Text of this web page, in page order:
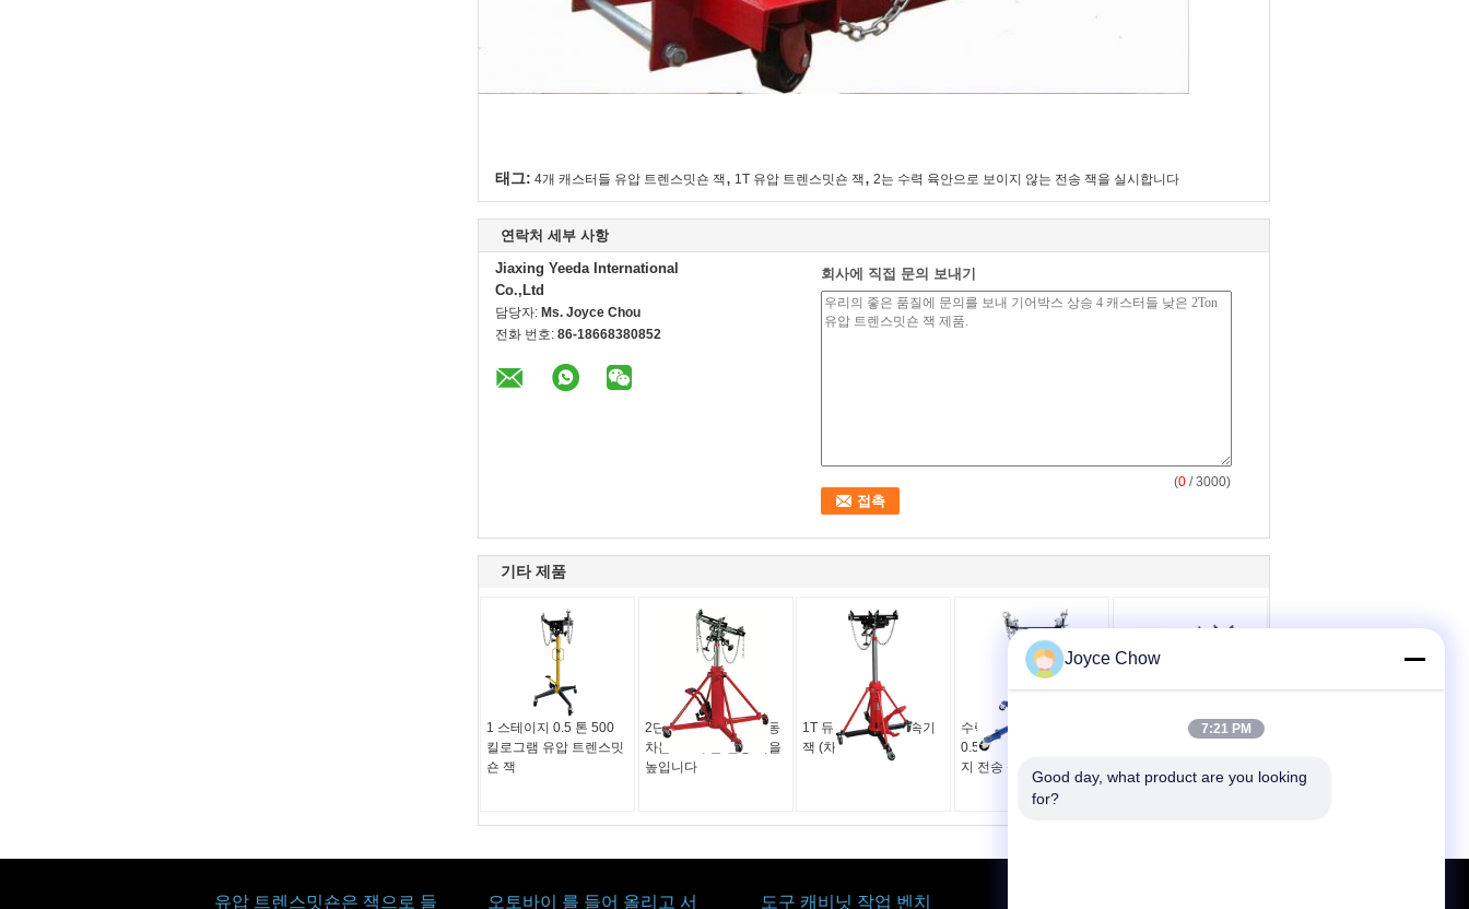
태그: 4개 캐스터들 유압 트렌스밋숀 잭, 1T 유압 트렌스밋숀 잭, 2는 수력 육안으로 보이지 않는 전송 잭을 실시합니다
연락처 세부 사항
Jiaxing Yeeda International
Co.,Ltd
담당자: Ms. Joyce Chou
전화 번호: 86-18668380852
회사에 직접 문의 보내기
(0 / 3000)
기타 제품
1 스테이지 0.5 톤 500
킬로그램 유압 트렌스밋
숀 잭
2단계 수력 자동차 자동
차는 1.5개 톤 전송 잭을
높입니다
1T 듀얼 램 유압 변속기
잭 (차량 수리용)
수력 자동차 오토 리프트
0.5T 46.5CM 2 스테이
지 전송 잭
중량 2200LBS 저부동 1
유압 트렌스밋숀은 잭으로 들 오토바이 를 들어 올리고 서 도구 캐비닛 작업 벤치
Joyce Chow
7:21 PM
Good day, what product are you looking
for?